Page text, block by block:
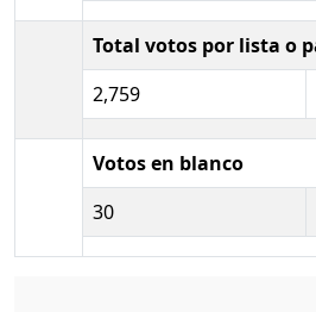
Total votos por lista o
2,759
Votos en blanco
30